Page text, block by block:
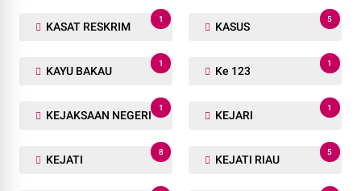
KASAT RESKRIM
1
KASUS
5
KAYU BAKAU
1
Ke 123
1
KEJAKSAAN NEGERI
1
KEJARI
1
KEJATI
8
KEJATI RIAU
5